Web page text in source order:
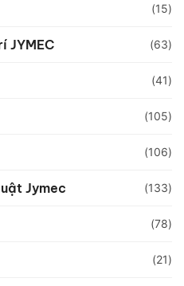
(15)
JYMEC (63)
(41)
(105)
(106)
Jymec (133)
(78)
(21)